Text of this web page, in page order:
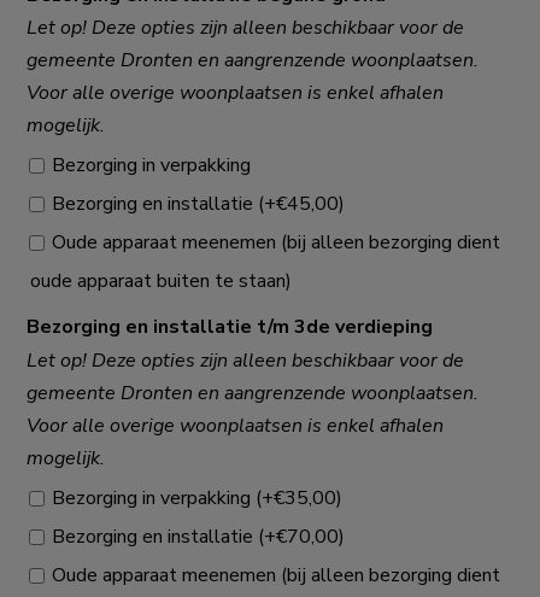
Let op! Deze opties zijn alleen beschikbaar voor de
gemeente Dronten en aangrenzende woonplaatsen.
Voor alle overige woonplaatsen is enkel afhalen
mogelijk.
Bezorging in verpakking
Bezorging en installatie (+€45,00)
Oude apparaat meenemen (bij alleen bezorging dient
oude apparaat buiten te staan)
Bezorging en installatie t/m 3de verdieping
Let op! Deze opties zijn alleen beschikbaar voor de
gemeente Dronten en aangrenzende woonplaatsen.
Voor alle overige woonplaatsen is enkel afhalen
mogelijk.
Bezorging in verpakking (+€35,00)
Bezorging en installatie (+€70,00)
Oude apparaat meenemen (bij alleen bezorging dient